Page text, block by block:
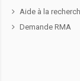
Aide à la
Demande RMA